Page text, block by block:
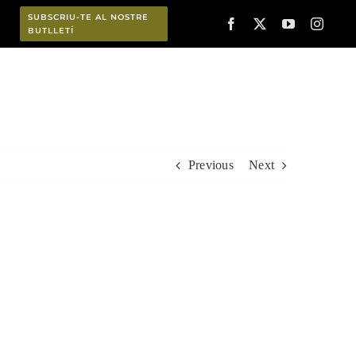
SUBSCRIU-TE AL NOSTRE
BUTLLETÍ
Previous Next